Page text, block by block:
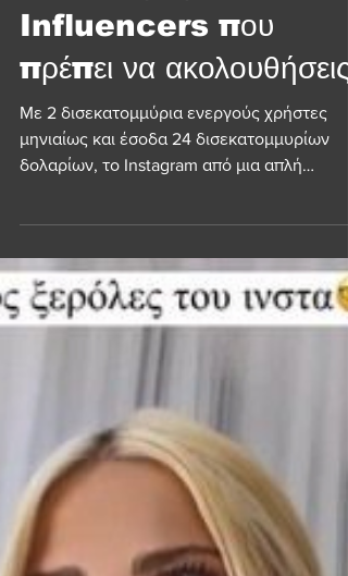
Οι 10 κορυφαίοι
Influencers που
πρέπει να ακολουθήσεις!
Με 2 δισεκατομμύρια ενεργούς χρήστες
μηνιαίως και έσοδα 24 δισεκατομμυρίων
εφαρμογή για να...